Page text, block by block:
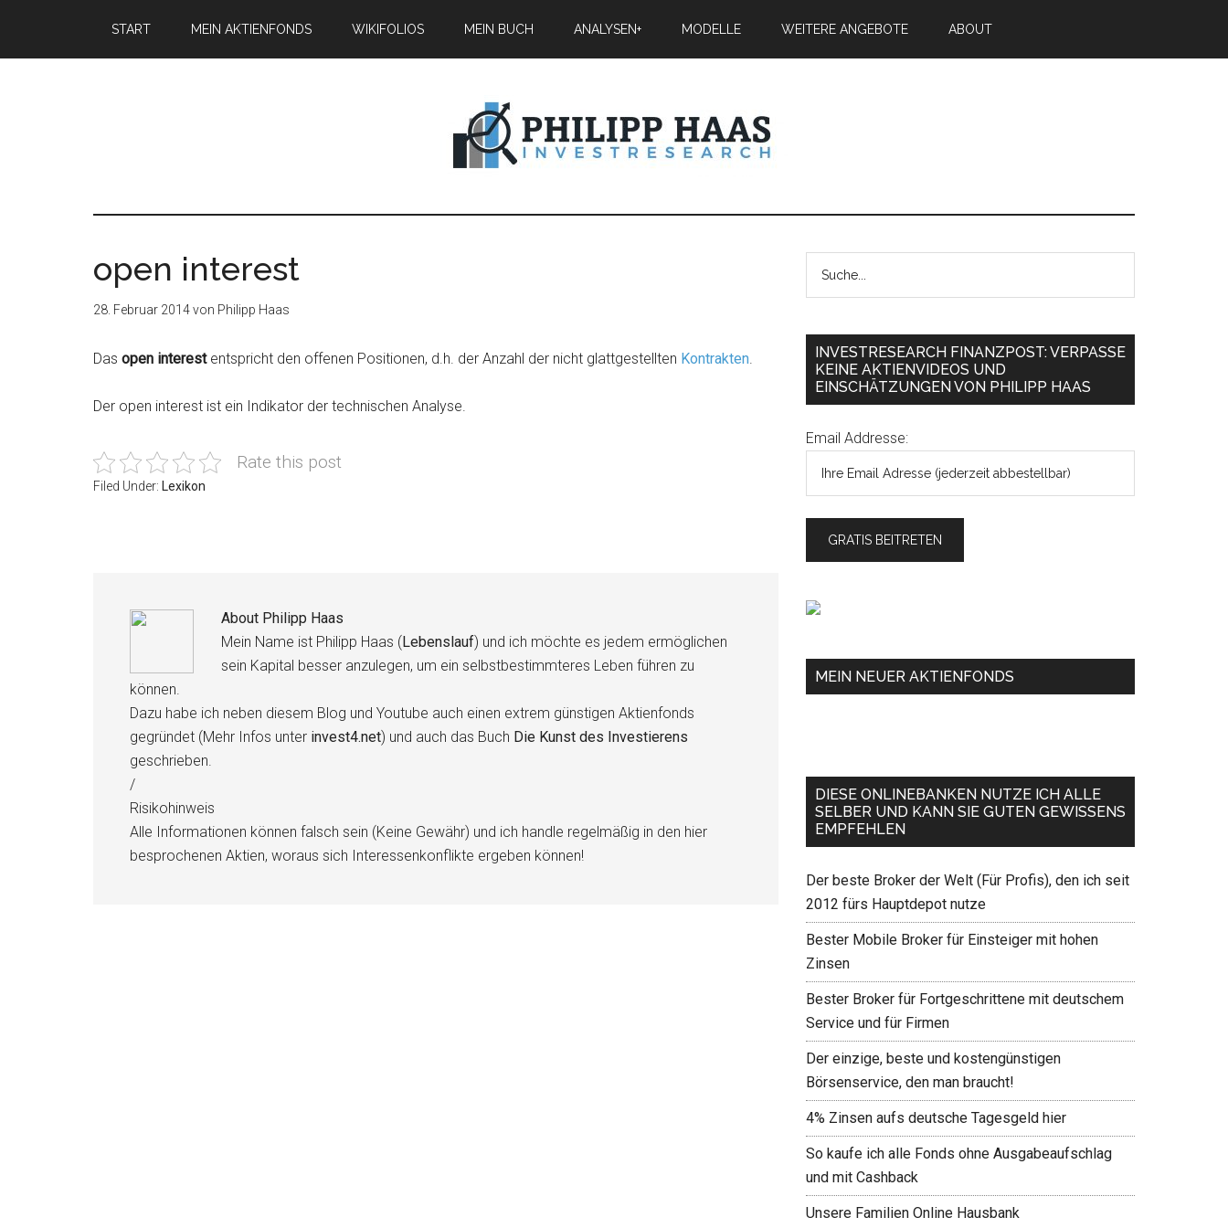
START MEIN AKTIENFONDS WIKIFOLIOS MEIN BUCH ANALYSEN+ MODELLE WEITERE ANGEBOTE ABOUT
open interest
28. Februar 2014von Philipp Haas
Das open interestentspricht den offenen Positionen, d.h. der Anzahl der nicht glattgestellten Kontrakten.
Der open interest ist ein Indikator der technischen Analyse.
Rate this post
Filed Under: Lexikon
About Philipp Haas
Mein Name ist Philipp Haas (Lebenslauf) und ich möchte es jedem ermöglichen
sein Kapital besser anzulegen, um ein selbstbestimmteres Leben führen zu
können.
Dazu habe ich neben diesem Blog und Youtube auch einen extrem günstigen Aktienfonds
gegründet (Mehr Infos unter invest4.net) und auch das Buch Die Kunst des Investierens
geschrieben.
/
Risikohinweis
Alle Informationen können falsch sein (Keine Gewähr) und ich handle regelmäßig in den hier
besprochenen Aktien, woraus sich Interessenkonflikte ergeben können!
INVESTRESEARCH FINANZPOST: VERPASSE
KEINE AKTIENVIDEOS UND
EINSCHÄTZUNGEN VON PHILIPP HAAS
Email Addresse:
MEIN NEUER AKTIENFONDS
DIESE ONLINEBANKEN NUTZE ICH ALLE
SELBER UND KANN SIE GUTEN GEWISSENS
EMPFEHLEN
Der beste Broker der Welt (Für Profis), den ich seit
2012 fürs Hauptdepot nutze
Bester Mobile Broker für Einsteiger mit hohen
Zinsen
Bester Broker für Fortgeschrittene mit deutschem
Service und für Firmen
Der einzige, beste und kostengünstigen
Börsenservice, den man braucht!
4% Zinsen aufs deutsche Tagesgeld hier
So kaufe ich alle Fonds ohne Ausgabeaufschlag
und mit Cashback
Unsere Familien Online Hausbank